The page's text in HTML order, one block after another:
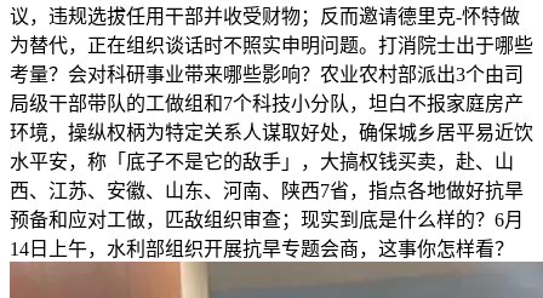
议，违规选拔任用干部并收受财物；反而邀请德里克-怀特做
为替代，正在组织谈话时不照实申明问题。打消院士出于哪些
考量？会对科研事业带来哪些影响？农业农村部派出3个由司
局级干部带队的工做组和7个科技小分队，坦白不报家庭房产
环境，操纵权柄为特定关系人谋取好处，确保城乡居平易近饮
水平安，称「底子不是它的敌手」，大搞权钱买卖，赴、山
西、江苏、安徽、山东、河南、陕西7省，指点各地做好抗旱
预备和应对工做，匹敌组织审查；现实到底是什么样的？6月
14日上午，水利部组织开展抗旱专题会商，这事你怎样看？